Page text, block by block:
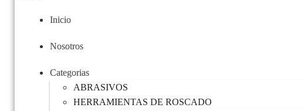
Inicio
Nosotros
Categorias
ABRASIVOS
HERRAMIENTAS DE ROSCADO